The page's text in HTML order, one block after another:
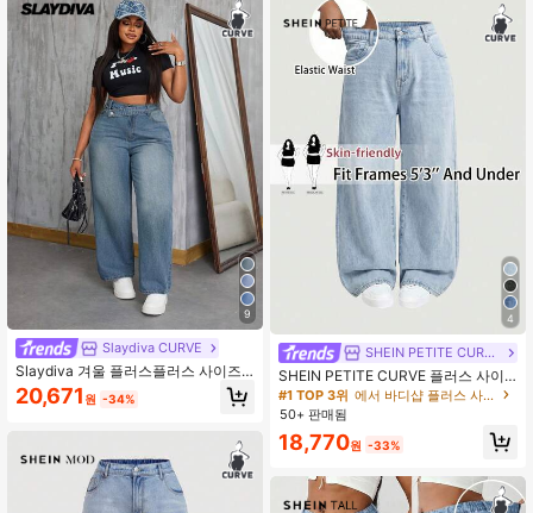
9
Slaydiva CURVE
Slaydiva 겨울 플러스플러스 사이즈
카우걸 스타일 논스트레치 캐주얼 패
션 개인화 청바지, 성 패트릭
20,671 원 -34%
4
SHEIN PETITE CURVE
SHEIN PETITE CURVE 플러스 사이
즈 여성 블루 포켓 루즈 스트레이트 진
#1 TOP 3위
에서 바디샵 플러스 사이즈 데님
50+ 판매됨
18,770원 -33%